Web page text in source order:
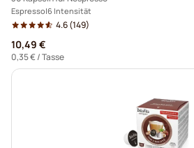
Espresso 6 Intensität
4.6(149)
10,49 €
0,35 €/ Tasse